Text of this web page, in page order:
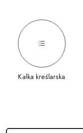
Kalka kreślarska